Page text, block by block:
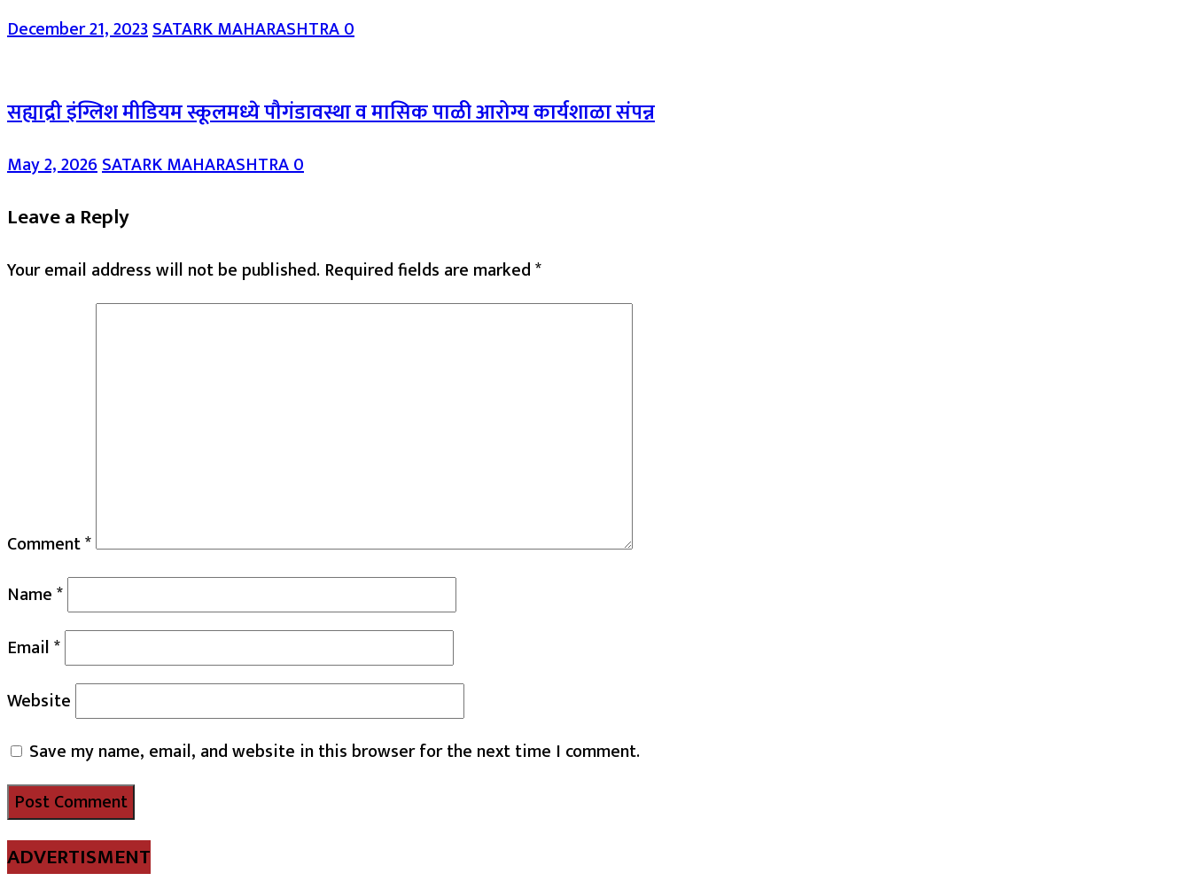
December 21, 2023SATARK MAHARASHTRA0
सह्याद्री इंग्लिश मीडियम स्कूलमध्ये पौगंडावस्था व मासिक पाळी आरोग्य कार्यशाळा संपन्न
May 2, 2026SATARK MAHARASHTRA0
Leave a Reply
Your email address will not be published. Required fields are marked*
Comment*
Name*
Email*
Website
Save my name, email, and website in this browser for the next time I comment.
ADVERTISMENT